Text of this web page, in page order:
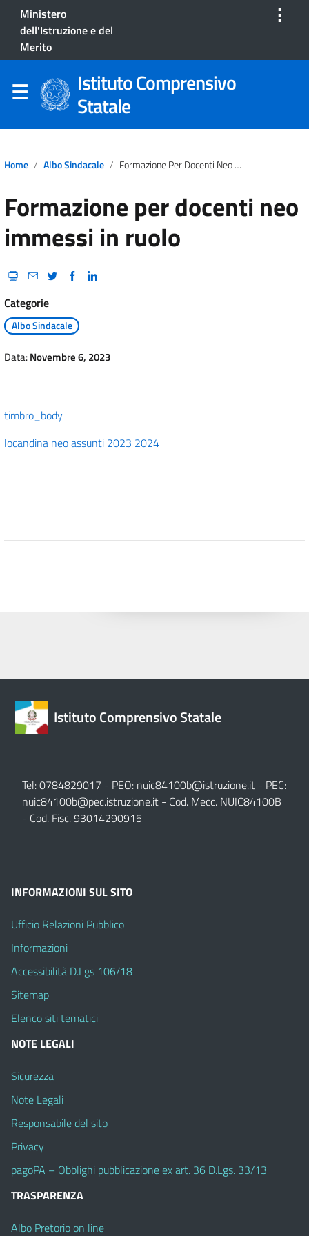
Ministero
dell'Istruzione e del
Merito
⋮
Istituto Comprensivo
Statale
Home Albo Sindacale Formazione Per Docenti Neo Immessi In Ruolo
Formazione per docenti neo
immessi in ruolo
Categorie
Albo Sindacale
Data:Novembre 6, 2023
timbro_body
locandina neo assunti 2023 2024
Istituto Comprensivo Statale
Tel: 0784829017 - PEO: nuic84100b@istruzione.it - PEC:
nuic84100b@pec.istruzione.it - Cod. Mecc. NUIC84100B
- Cod. Fisc. 93014290915
INFORMAZIONI SUL SITO
Ufficio Relazioni Pubblico
Informazioni
Accessibilità D.Lgs 106/18
Sitemap
Elenco siti tematici
NOTE LEGALI
Sicurezza
Note Legali
Responsabile del sito
Privacy
pagoPA – Obblighi pubblicazione ex art. 36 D.Lgs. 33/13
TRASPARENZA
Albo Pretorio on line